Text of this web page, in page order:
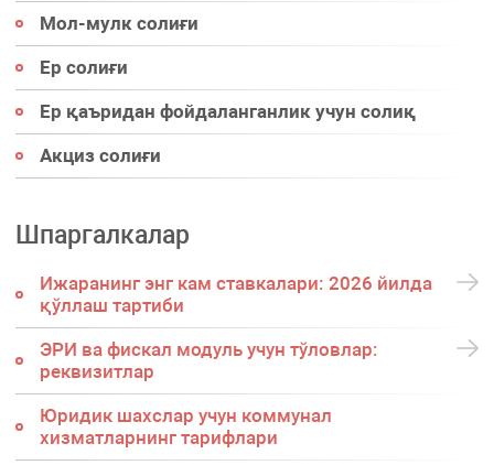
Мол-мулк солиғи
Ер солиғи
Ер қаъридан фойдаланганлик учун солиқ
Акциз солиғи
Шпаргалкалар
Ижаранинг энг кам ставкалари: 2026 йилда
қўллаш тартиби
ЭРИ ва фискал модуль учун тўловлар:
реквизитлар
Юридик шахслар учун коммунал
хизматларнинг тарифлари